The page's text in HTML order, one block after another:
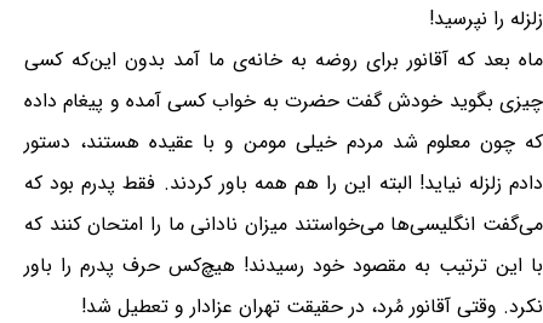
زلزله را نپرسید!
ماه بعد که آقانور برای روضه به خانه‌ی ما آمد بدون این‌که کسی
چیزی بگوید خودش گفت حضرت به خواب کسی آمده و پیغام داده
که چون معلوم شد مردم خیلی مومن و با عقیده هستند، دستور
دادم زلزله نیاید! البته این را هم همه باور کردند. فقط پدرم بود که
می‌گفت انگلیسی‌ها می‌خواستند میزان نادانی ما را امتحان کنند که
با این ترتیب به مقصود خود رسیدند! هیچ‌کس حرف پدرم را باور
نکرد. وقتی آقانور مُرد، در حقیقت تهران عزادار و تعطیل شد!